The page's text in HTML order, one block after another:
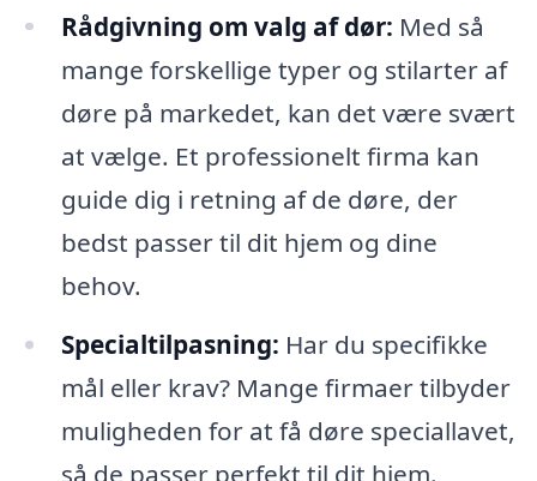
Rådgivning om valg af dør: Med så
mange forskellige typer og stilarter af
døre på markedet, kan det være svært
at vælge. Et professionelt firma kan
guide dig i retning af de døre, der
bedst passer til dit hjem og dine
behov.
Specialtilpasning: Har du specifikke
mål eller krav? Mange firmaer tilbyder
muligheden for at få døre speciallavet,